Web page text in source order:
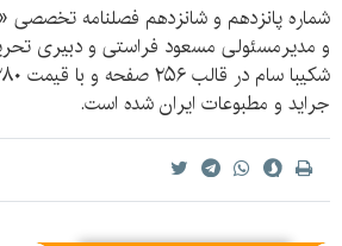
شماره پانزدهم و شانزدهم فصلنامه تخصصی
و مدیرمسئولی مسعود فراستی و دبیری
جراید و مطبوعات ایران شده است.